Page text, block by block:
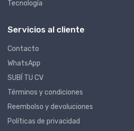
Tecnología
Servicios al cliente
Contacto
WhatsApp
SUBÍ TU CV
Términos y condiciones
Reembolso y devoluciones
Políticas de privacidad